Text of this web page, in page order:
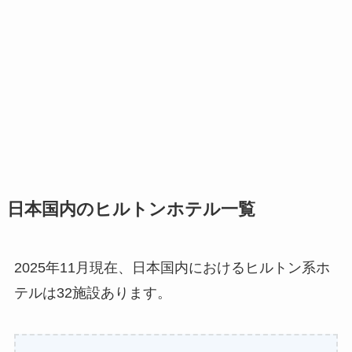
日本国内のヒルトンホテル一覧
2025年11月現在、日本国内におけるヒルトン系ホ
テルは32施設あります。